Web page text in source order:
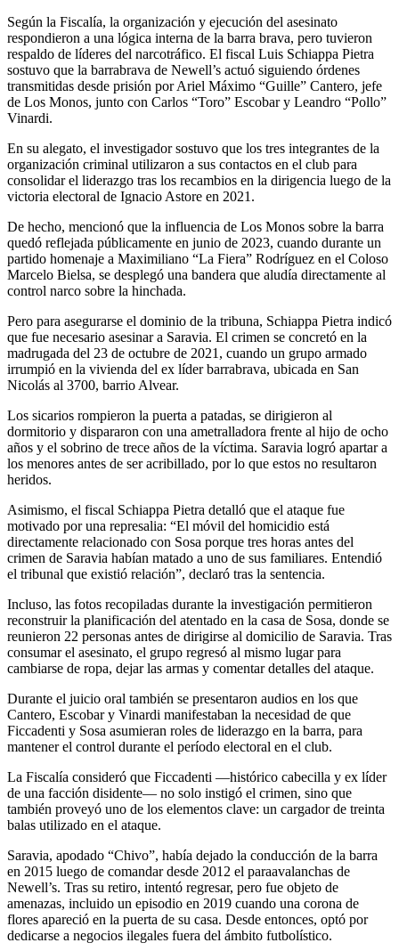
Según la Fiscalía, la organización y ejecución del asesinato
respondieron a una lógica interna de la barra brava, pero tuvieron
respaldo de líderes del narcotráfico. El fiscal Luis Schiappa Pietra
sostuvo que la barrabrava de Newell’s actuó siguiendo órdenes
transmitidas desde prisión por Ariel Máximo “Guille” Cantero, jefe
de Los Monos, junto con Carlos “Toro” Escobar y Leandro “Pollo”
Vinardi.
En su alegato, el investigador sostuvo que los tres integrantes de la
organización criminal utilizaron a sus contactos en el club para
consolidar el liderazgo tras los recambios en la dirigencia luego de la
victoria electoral de Ignacio Astore en 2021.
De hecho, mencionó que la influencia de Los Monos sobre la barra
quedó reflejada públicamente en junio de 2023, cuando durante un
partido homenaje a Maximiliano “La Fiera” Rodríguez en el Coloso
Marcelo Bielsa, se desplegó una bandera que aludía directamente al
control narco sobre la hinchada.
Pero para asegurarse el dominio de la tribuna, Schiappa Pietra indicó
que fue necesario asesinar a Saravia. El crimen se concretó en la
madrugada del 23 de octubre de 2021, cuando un grupo armado
irrumpió en la vivienda del ex líder barrabrava, ubicada en San
Nicolás al 3700, barrio Alvear.
Los sicarios rompieron la puerta a patadas, se dirigieron al
dormitorio y dispararon con una ametralladora frente al hijo de ocho
años y el sobrino de trece años de la víctima. Saravia logró apartar a
los menores antes de ser acribillado, por lo que estos no resultaron
heridos.
Asimismo, el fiscal Schiappa Pietra detalló que el ataque fue
motivado por una represalia: “El móvil del homicidio está
directamente relacionado con Sosa porque tres horas antes del
crimen de Saravia habían matado a uno de sus familiares. Entendió
el tribunal que existió relación”, declaró tras la sentencia.
Incluso, las fotos recopiladas durante la investigación permitieron
reconstruir la planificación del atentado en la casa de Sosa, donde se
reunieron 22 personas antes de dirigirse al domicilio de Saravia. Tras
consumar el asesinato, el grupo regresó al mismo lugar para
cambiarse de ropa, dejar las armas y comentar detalles del ataque.
Durante el juicio oral también se presentaron audios en los que
Cantero, Escobar y Vinardi manifestaban la necesidad de que
Ficcadenti y Sosa asumieran roles de liderazgo en la barra, para
mantener el control durante el período electoral en el club.
La Fiscalía consideró que Ficcadenti —histórico cabecilla y ex líder
de una facción disidente— no solo instigó el crimen, sino que
también proveyó uno de los elementos clave: un cargador de treinta
balas utilizado en el ataque.
Saravia, apodado “Chivo”, había dejado la conducción de la barra
en 2015 luego de comandar desde 2012 el paraavalanchas de
Newell’s. Tras su retiro, intentó regresar, pero fue objeto de
amenazas, incluido un episodio en 2019 cuando una corona de
flores apareció en la puerta de su casa. Desde entonces, optó por
dedicarse a negocios ilegales fuera del ámbito futbolístico.